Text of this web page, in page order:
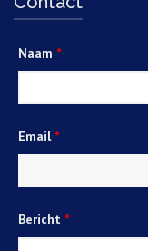
Naam *
Email *
Bericht *